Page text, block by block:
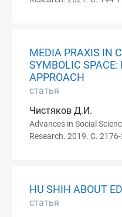
MEDIA PRAXIS IN
SYMBOLIC SPACE:
APPROACH
статья
Чистяков Д.И.
Advances in Social
Research. 2019. С.
HU SHIH ABOUT
статья